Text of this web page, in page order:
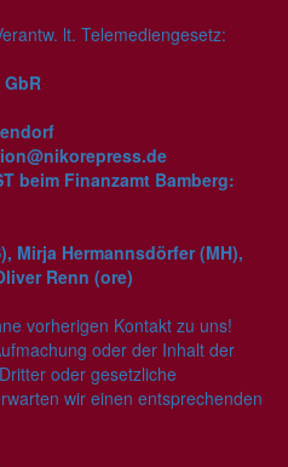
lt. Telemediengesetz:
beim Finanzamt Bamberg:
Mirja Hermannsdörfer (MH),
Renn (ore)
vorherigen Kontakt zu uns!
oder der Inhalt der
oder gesetzliche
wir einen entsprechenden